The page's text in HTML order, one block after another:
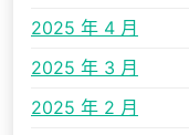
2025 年 4 月
2025 年 3 月
2025 年 2 月